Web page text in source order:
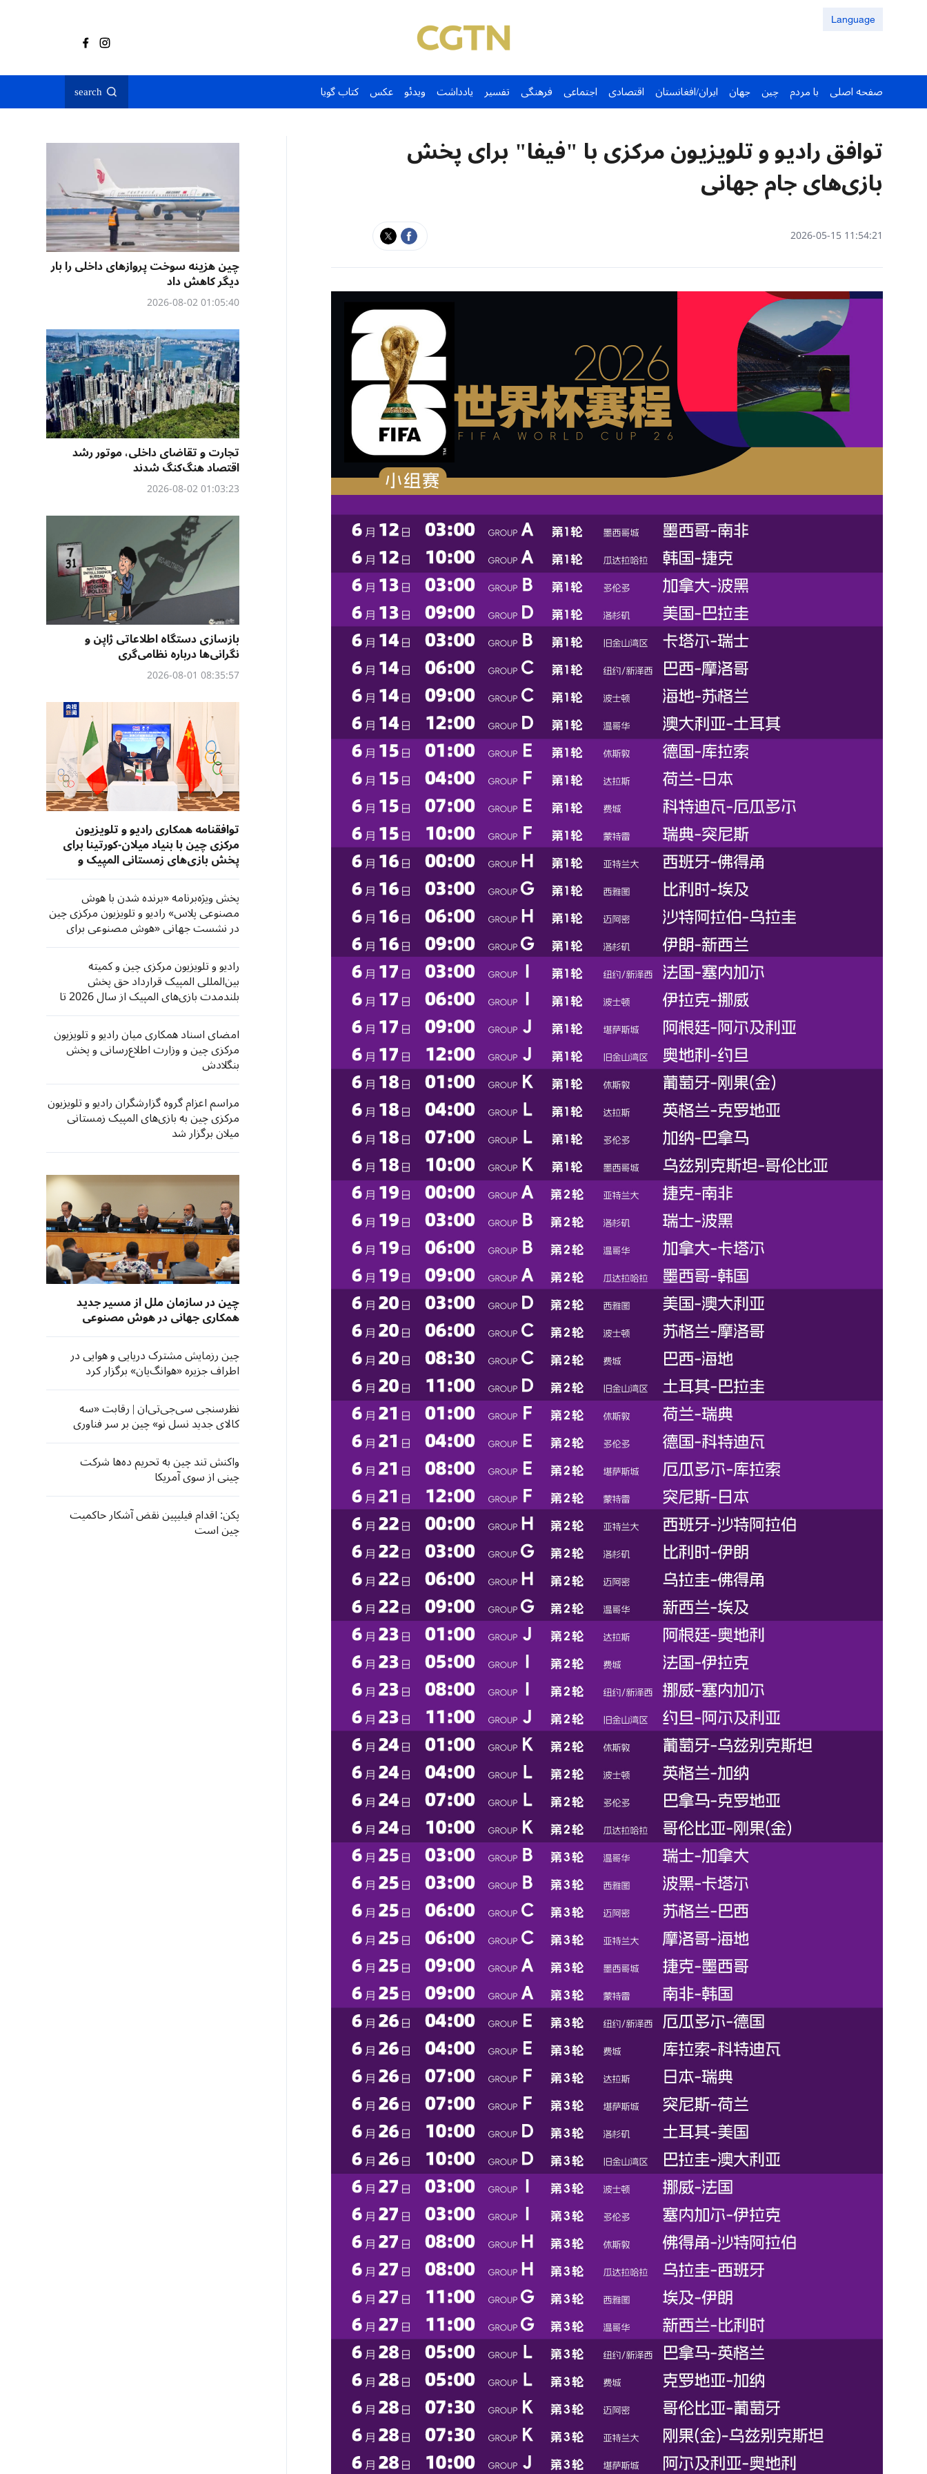
Language
صفحه اصلی با مردم چین جهان ایران/افغانستان اقتصادی اجتماعی فرهنگی تفسیر یادداشت ویدئو عکس کتاب گویا search
توافق رادیو و تلویزیون مرکزی با "فیفا" برای پخش
بازی‌های جام جهانی
11:54:21 2026-05-15
چین هزینه سوخت پروازهای داخلی را بار
دیگر کاهش داد
01:05:40 2026-08-02
تجارت و تقاضای داخلی، موتور رشد
اقتصاد هنگ‌کنگ شدند
01:03:23 2026-08-02
بازسازی دستگاه اطلاعاتی ژاپن و
نگرانی‌ها درباره نظامی‌گری
08:35:57 2026-08-01
​توافقنامه همکاری رادیو و تلویزیون
مرکزی چین با بنیاد میلان-کورتینا برای
پخش بازی‌های زمستانی المپیک و
پارالمپیک ۲۰۲۶ ایتالیا
پخش ویژه‌برنامه «برنده شدن با هوش
مصنوعی پلاس» رادیو و تلویزیون مرکزی چین
در نشست جهانی «هوش مصنوعی برای
خیر»
رادیو و تلویزیون مرکزی چین و کمیته
بین‌المللی المپیک قرارداد حق پخش
بلندمدت بازی‌های المپیک از سال 2026 تا
2032 را امضا کردند
امضای اسناد همکاری میان رادیو و تلویزیون
مرکزی چین و وزارت اطلاع‌رسانی و پخش
بنگلادش
مراسم اعزام گروه گزارشگران رادیو و تلویزیون
مرکزی چین به بازی‌های المپیک زمستانی
میلان برگزار شد
چین در سازمان ملل از مسیر جدید
همکاری جهانی در هوش مصنوعی
رونمایی کرد
چین رزمایش مشترک دریایی و هوایی در
اطراف جزیره «هوانگ‌یان» برگزار کرد
نظرسنجی سی‌جی‌تی‌ان | رقابت «سه
کالای جدید نسل نو» چین بر سر فناوری
است، نه قیمت
واکنش تند چین به تحریم ده‌ها شرکت
چینی از سوی آمریکا
پکن: اقدام فیلیپین نقض آشکار حاکمیت
چین است